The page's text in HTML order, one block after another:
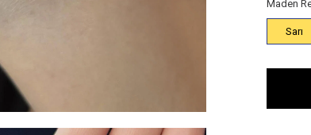
Maden
Sarı